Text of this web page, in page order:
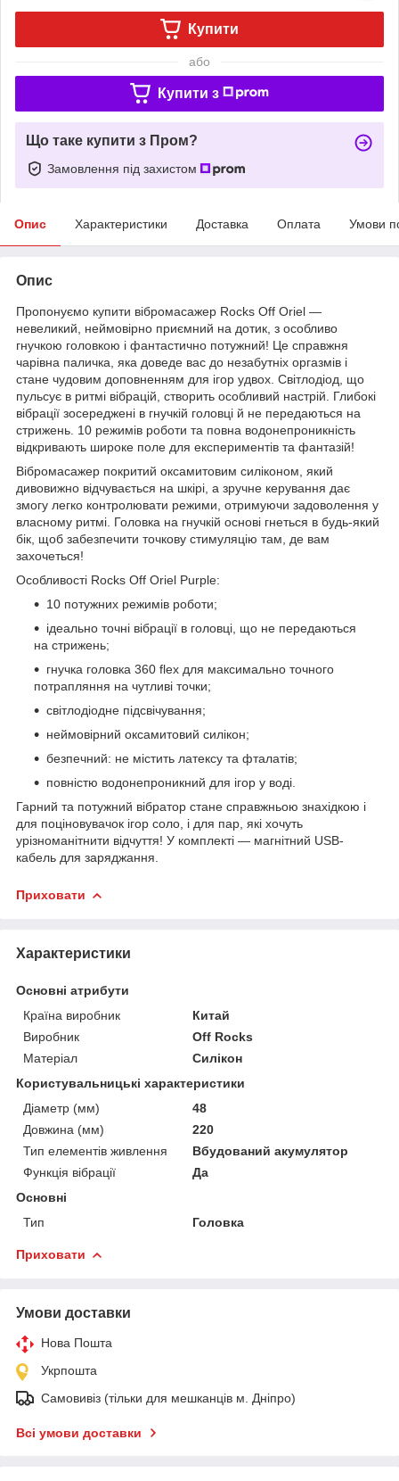
Купити
або
Купити з
Що таке купити з Пром?
Замовлення під захистом
Опис Характеристики Доставка Оплата Умови
Опис
Пропонуємо купити вібромасажер Rocks Off Oriel —
невеликий, неймовірно приємний на дотик, з особливо
гнучкою головкою і фантастично потужний! Це справжня
чарівна паличка, яка доведе вас до незабутніх оргазмів і
стане чудовим доповненням для ігор удвох. Світлодіод, що
пульсує в ритмі вібрацій, створить особливий настрій. Глибокі
вібрації зосереджені в гнучкій головці й не передаються на
стрижень. 10 режимів роботи та повна водонепроникність
відкривають широке поле для експериментів та фантазій!
Вібромасажер покритий оксамитовим силіконом, який
дивовижно відчувається на шкірі, а зручне керування дає
змогу легко контролювати режими, отримуючи задоволення у
власному ритмі. Головка на гнучкій основі гнеться в будь-який
бік, щоб забезпечити точкову стимуляцію там, де вам
захочеться!
Особливості Rocks Off Oriel Purple:
10 потужних режимів роботи;
ідеально точні вібрації в головці, що не передаються
на стрижень;
гнучка головка 360 flex для максимально точного
потрапляння на чутливі точки;
світлодіодне підсвічування;
неймовірний оксамитовий силікон;
безпечний: не містить латексу та фталатів;
повністю водонепроникний для ігор у воді.
Гарний та потужний вібратор стане справжньою знахідкою і
для поціновувачок ігор соло, і для пар, які хочуть
урізноманітнити відчуття! У комплекті — магнітний USB-
кабель для заряджання.
Приховати
Характеристики
Основні атрибути
Країна виробник
Китай
Виробник
Off Rocks
Матеріал
Силікон
Користувальницькі характеристики
Діаметр (мм)
48
Довжина (мм)
220
Тип елементів живлення
Вбудований акумулятор
Функція вібрації
Да
Основні
Тип
Головка
Приховати
Умови доставки
Нова Пошта
Укрпошта
Самовивіз (тільки для мешканців м. Дніпро)
Всі умови доставки